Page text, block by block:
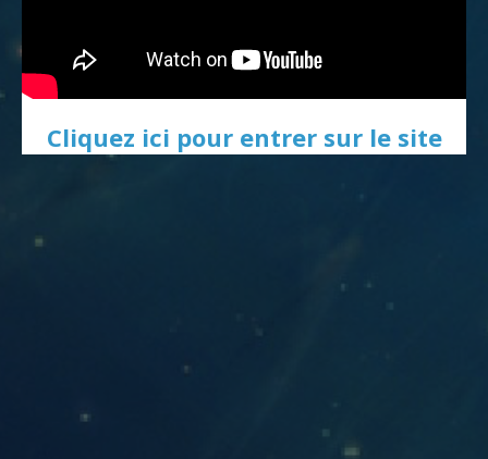
Cliquez ici pour entrer sur le site